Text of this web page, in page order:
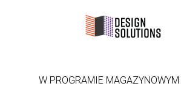
W PROGRAMIE